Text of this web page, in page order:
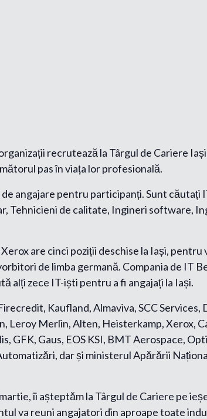
recrutează la Târgul de Cariere
pas în viața lor profesională.
angajare pentru participanți. Sunt căutați
Tehnicieni de calitate, Ingineri software,
are cinci poziții deschise la Iași,
de limba germană. Compania de IT
alți zece IT-iști pentru a fi angajați la Iași.
Kaufland, Almaviva, SCC
Leroy Merlin, Alten, Heisterkamp, Xerox,
GFK, Gaus, EOS KSI, BMT Aerospace,
dar și ministerul Apărării
îi așteptăm la Târgul de Cariere pe
va reuni angajatori din aproape toate